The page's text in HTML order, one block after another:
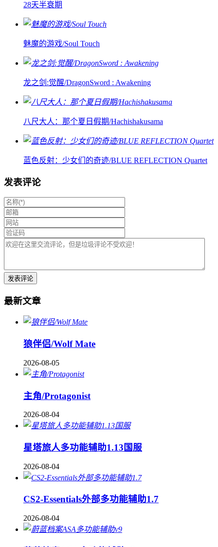
28天半衰期
魅魔的游戏/Soul Touch
龙之剑:觉醒/DragonSword : Awakening
八尺大人：那个夏日假期/Hachishakusama
蓝色反射：少女们的奇迹/BLUE REFLECTION Quartet
发表评论
最新文章
狼伴侣/Wolf Mate
2026-08-05
主角/Protagonist
2026-08-04
星塔旅人多功能辅助1.13国服
2026-08-04
CS2-Essentials外部多功能辅助1.7
2026-08-04